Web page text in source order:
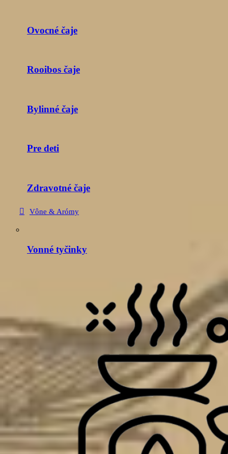
Ovocné čaje
Rooibos čaje
Bylinné čaje
Pre deti
Zdravotné čaje
Vône & Arómy
Vonné tyčinky